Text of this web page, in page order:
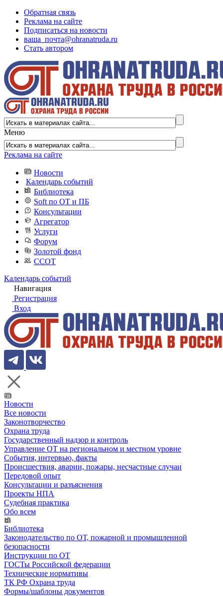
Обратная связь
Реклама на сайте
Подписаться на новости
ваша_почта@ohranatruda.ru
Стать автором
Меню
Реклама на сайте
Новости
Календарь событий
Библиотека
Soft по ОТ и ПБ
Консультации
Агрегатор
Услуги
Форум
Золотой фонд
ССОТ
Календарь событий
Навигация
Регистрация
Вход
Новости
Все новости
Законотворчество
Охрана труда
Государственный надзор и контроль
Управление ОТ на региональном и местном уровне
События, интервью, факты
Происшествия, аварии, пожары, несчастные случаи
Передовой опыт
Консультации и разъяснения
Проекты НПА
Судебная практика
Обо всем
Библиотека
Законодательство по ОТ, пожарной и промышленной
безопасности
Инструкции по ОТ
ГОСТы Российской федерации
Технические нормативы
ТК РФ Охрана труда
Формы/шаблоны документов